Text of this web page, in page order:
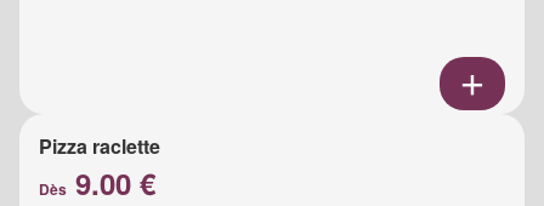
Pizza raclette
Dès 9.00 €